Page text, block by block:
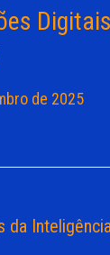
de 2025